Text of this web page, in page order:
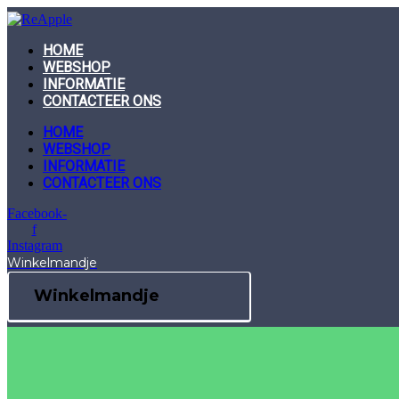
Skip
to
contentHOME
WEBSHOP
INFORMATIE
CONTACTEER ONS
HOME
WEBSHOP
INFORMATIE
CONTACTEER ONS
Facebook-
f
Instagram
Winkelmandje
Winkelmandje